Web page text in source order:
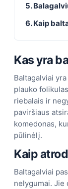
5.
6. Kaip
Kas yra
Baltagalviai
plauko
riebalais ir
paviršiaus
komedonas,
pūlinėlį.
Kaip
Baltagalviai
nelygumai. Jie